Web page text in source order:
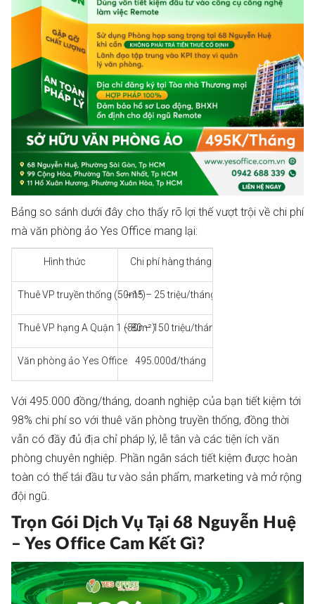
Bảng so sánh dưới đây cho thấy rõ lợi thế vượt trội về chi phí
mà văn phòng ảo Yes Office mang lại:
Hình thức Chi phí hàng tháng
Thuê VP truyền thống (50m²)~15 – 25 triệu/tháng
Thuê VP hạng A Quận 1 (50m²)~80 – 150 triệu/tháng
Văn phòng ảo Yes Office 495.000đ/tháng
Với 495.000 đồng/tháng, doanh nghiệp của bạn tiết kiệm tới
98% chi phí so với thuê văn phòng truyền thống, đồng thời
vẫn có đầy đủ địa chỉ pháp lý, lễ tân và các tiện ích văn
phòng chuyên nghiệp. Phần ngân sách tiết kiệm được hoàn
toàn có thể tái đầu tư vào sản phẩm, marketing và mở rộng
đội ngũ.
Trọn Gói Dịch Vụ Tại 68 Nguyễn Huệ
– Yes Office Cam Kết Gì?